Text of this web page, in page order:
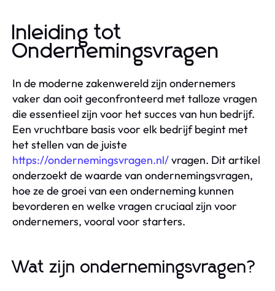
Inleiding tot
Ondernemingsvragen
In de moderne zakenwereld zijn ondernemers
vaker dan ooit geconfronteerd met talloze vragen
die essentieel zijn voor het succes van hun bedrijf.
Een vruchtbare basis voor elk bedrijf begint met
het stellen van de juiste
https://ondernemingsvragen.nl/vragen. Dit artikel
onderzoekt de waarde van ondernemingsvragen,
hoe ze de groei van een onderneming kunnen
bevorderen en welke vragen cruciaal zijn voor
ondernemers, vooral voor starters.
Wat zijn ondernemingsvragen?